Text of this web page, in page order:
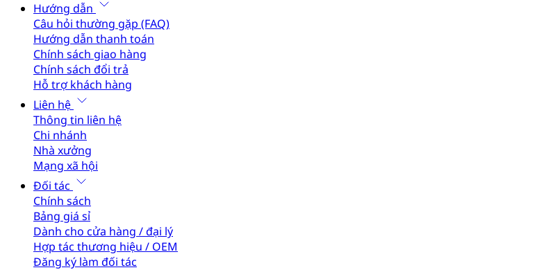
Hướng dẫn
Câu hỏi thường gặp (FAQ)
Hướng dẫn thanh toán
Chính sách giao hàng
Chính sách đổi trả
Hỗ trợ khách hàng
Liên hệ
Thông tin liên hệ
Chi nhánh
Nhà xưởng
Mạng xã hội
Đối tác
Chính sách
Bảng giá sỉ
Dành cho cửa hàng / đại lý
Hợp tác thương hiệu / OEM
Đăng ký làm đối tác